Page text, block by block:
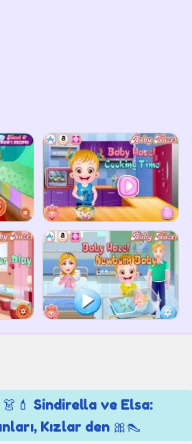
👗💄 Sindirella ve Elsa:
Kızlar den 🎀👠